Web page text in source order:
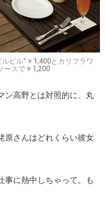
ピル”￥1,400とカリフラワ
ースで￥1,200
ン高野とは対照的に、丸
原さんはどれくらい彼女
事に熱中しちゃって。も